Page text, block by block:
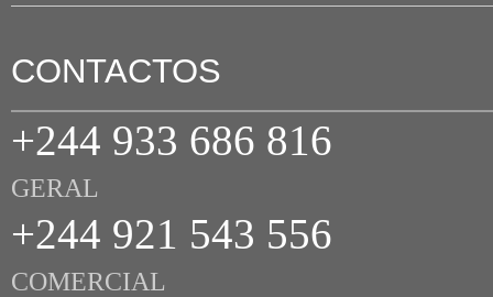
CONTACTOS
+244 933 686 816
GERAL
+244 921 543 556
COMERCIAL